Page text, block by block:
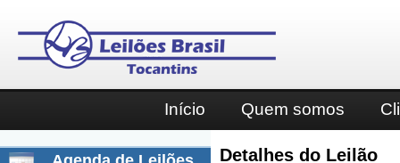
Início Quem somos
Detalhes do Leilão